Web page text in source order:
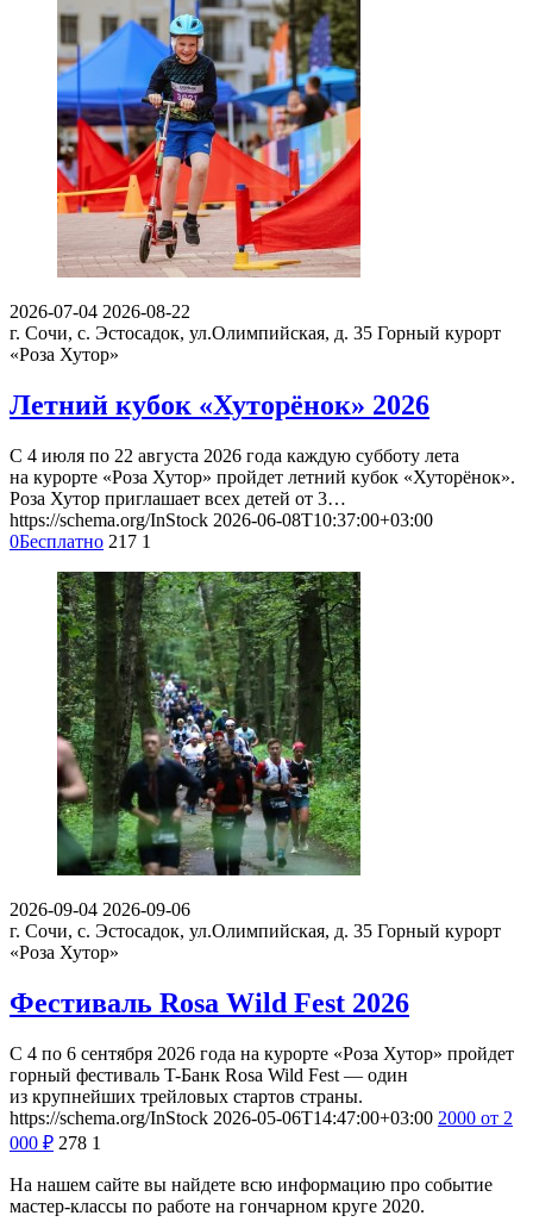
2026-07-04 2026-08-22
г. Сочи, с. Эстосадок, ул.Олимпийская, д. 35 Горный курорт
«Роза Хутор»
Летний кубок «Хуторёнок» 2026
С 4 июля по 22 августа 2026 года каждую субботу лета
на курорте «Роза Хутор» пройдет летний кубок «Хуторёнок».
Роза Хутор приглашает всех детей от 3…
https://schema.org/InStock 2026-06-08T10:37:00+03:00
0Бесплатно 217 1
2026-09-04 2026-09-06
г. Сочи, с. Эстосадок, ул.Олимпийская, д. 35 Горный курорт
«Роза Хутор»
Фестиваль Rosa Wild Fest 2026
С 4 по 6 сентября 2026 года на курорте «Роза Хутор» пройдет
горный фестиваль T-Банк Rosa Wild Fest — один
из крупнейших трейловых стартов страны.
https://schema.org/InStock 2026-05-06T14:47:00+03:00 2000 от 2
000 ₽ 278 1
На нашем сайте вы найдете всю информацию про событие
мастер-классы по работе на гончарном круге 2020.